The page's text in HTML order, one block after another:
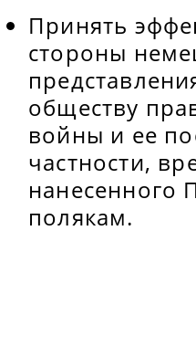
Принять
стороны
обществу
войны и ее
частности,
нанесенного
полякам.